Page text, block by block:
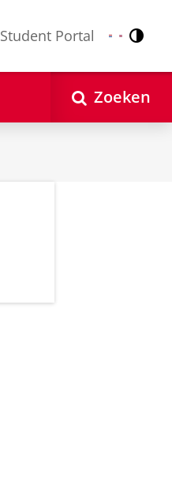
Student Portal Nederlands
English
Zoeken